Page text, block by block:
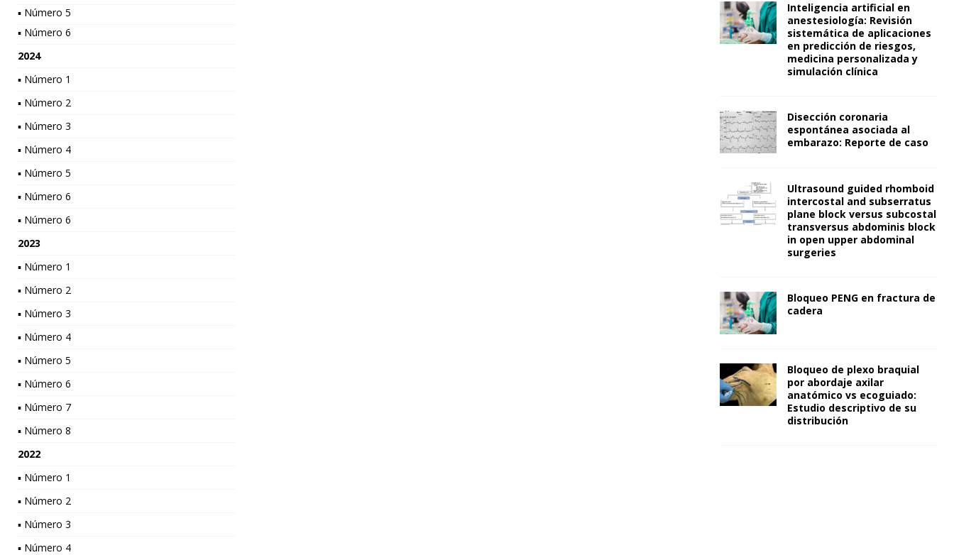
▪ Número 5
▪ Número 6
2024
▪ Número 1
▪ Número 2
▪ Número 3
▪ Número 4
▪ Número 5
▪ Número 6
▪ Número 6
2023
▪ Número 1
▪ Número 2
▪ Número 3
▪ Número 4
▪ Número 5
▪ Número 6
▪ Número 7
▪ Número 8
2022
▪ Número 1
▪ Número 2
▪ Número 3
▪ Número 4
Inteligencia artificial en
anestesiología: Revisión
sistemática de aplicaciones
en predicción de riesgos,
medicina personalizada y
simulación clínica
Disección coronaria
espontánea asociada al
embarazo: Reporte de caso
Ultrasound guided rhomboid
intercostal and subserratus
plane block versus subcostal
transversus abdominis block
in open upper abdominal
surgeries
Bloqueo PENG en fractura de
cadera
Bloqueo de plexo braquial
por abordaje axilar
anatómico vs ecoguiado:
Estudio descriptivo de su
distribución